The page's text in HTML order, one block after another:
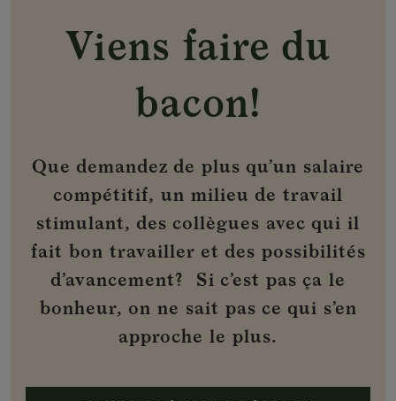
Viens faire du
bacon!
Que demandez de plus qu’un salaire
compétitif, un milieu de travail
stimulant, des collègues avec qui il
fait bon travailler et des possibilités
d’avancement? Si c’est pas ça le
bonheur, on ne sait pas ce qui s’en
approche le plus.